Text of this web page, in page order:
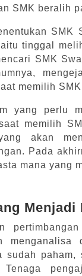
SMK beralih
SMK
tinggal
SMK
memilih
yang perlu
memilih
akan
Pada
mana yang
sudah
Tenaga